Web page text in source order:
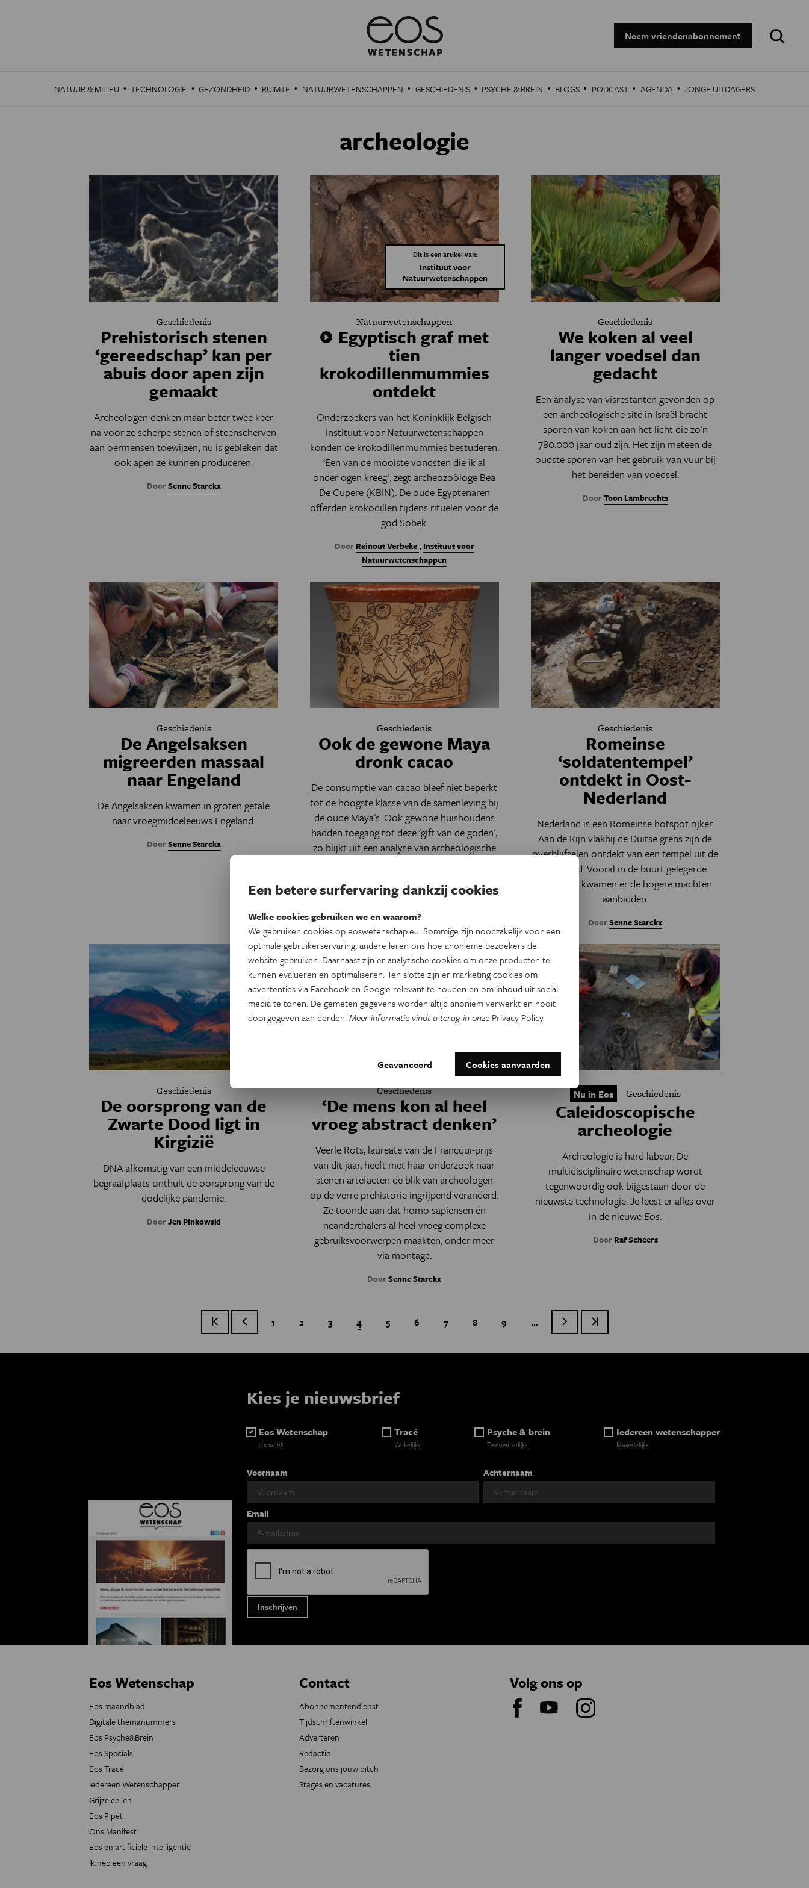
Neem vriendenabonnement
Zoeken:
NATUUR & MILIEU · TECHNOLOGIE · GEZONDHEID · RUIMTE · NATUURWETENSCHAPPEN · GESCHIEDENIS · PSYCHE & BREIN · BLOGS · PODCAST · AGENDA · JONGE UITDAGERS
archeologie
Geschiedenis
Prehistorisch stenen
‘gereedschap’ kan per
abuis door apen zijn
gemaakt
Archeologen denken maar beter twee keer
na voor ze scherpe stenen of steenscherven
aan oermensen toewijzen, nu is gebleken dat
ook apen ze kunnen produceren.
DoorSenne Starckx
Dit is een artikel van:
Instituut voor
Natuurwetenschappen
Natuurwetenschappen
Egyptisch graf met
tien
krokodillenmummies
ontdekt
Onderzoekers van het Koninklijk Belgisch
Instituut voor Natuurwetenschappen
konden de krokodillenmummies bestuderen.
‘Een van de mooiste vondsten die ik al
onder ogen kreeg’, zegt archeozoöloge Bea
De Cupere (KBIN). De oude Egyptenaren
offerden krokodillen tijdens rituelen voor de
god Sobek.
Door Reinout Verbeke, Instituut voor
Natuurwetenschappen
Geschiedenis
We koken al veel
langer voedsel dan
gedacht
Een analyse van visrestanten gevonden op
een archeologische site in Israël bracht
sporen van koken aan het licht die zo'n
780.000 jaar oud zijn. Het zijn meteen de
oudste sporen van het gebruik van vuur bij
het bereiden van voedsel.
DoorToon Lambrechts
Geschiedenis
De Angelsaksen
migreerden massaal
naar Engeland
De Angelsaksen kwamen in groten getale
naar vroegmiddeleeuws Engeland.
DoorSenne Starckx
Geschiedenis
Ook de gewone Maya
dronk cacao
De consumptie van cacao bleef niet beperkt
tot de hoogste klasse van de samenleving bij
de oude Maya's. Ook gewone huishoudens
hadden toegang tot deze 'gift van de goden',
zo blijkt uit een analyse van archeologische
DoorToon Lambrechts
Geschiedenis
Romeinse
‘soldatentempel’
ontdekt in Oost-
Nederland
Nederland is een Romeinse hotspot rijker.
Aan de Rijn vlakbij de Duitse grens zijn de
overblijfselen ontdekt van een tempel uit de
keizertijd. Vooral in de buurt gelegerde
militairen kwamen er de hogere machten
aanbidden.
DoorSenne Starckx
Geschiedenis
De oorsprong van de
Zwarte Dood ligt in
Kirgizië
DNA afkomstig van een middeleeuwse
begraafplaats onthult de oorsprong van de
dodelijke pandemie.
DoorJen Pinkowski
Geschiedenis
‘De mens kon al heel
vroeg abstract denken’
Veerle Rots, laureate van de Francqui-prijs
van dit jaar, heeft met haar onderzoek naar
stenen artefacten de blik van archeologen
op de verre prehistorie ingrijpend veranderd.
Ze toonde aan dat homo sapiensen én
neanderthalers al heel vroeg complexe
gebruiksvoorwerpen maakten, onder meer
via montage.
DoorSenne Starckx
Nu in Eos Geschiedenis
Caleidoscopische
archeologie
Archeologie is hard labeur. De
multidisciplinaire wetenschap wordt
tegenwoordig ook bijgestaan door de
nieuwste technologie. Je leest er alles over
in de nieuweEos.
Door Raf Scheers
Eerste paginaVorige pagina
Page
1 Page
2 Page
3 Huidige pagina
4 Page
5 Page
6 Page
7 Page
8 Page
9 … Volgende pagina
Laatste pagina
Kies je nieuwsbrief
Eos Wetenschap
2 x week
Tracé
Wekelijks
Psyche & brein
Tweewekelijks
Iedereen wetenschapper
Maandelijks
Voornaam Achternaam
Email
Eos Wetenschap
Eos maandblad
Digitale themanummers
Eos Psyche&Brein
Eos Specials
Eos Tracé
Iedereen Wetenschapper
Grijze cellen
Eos Pipet
Ons Manifest
Eos en artificiële intelligentie
Ik heb een vraag
Contact
Abonnementendienst
Tijdschriftenwinkel
Adverteren
Redactie
Bezorg ons jouw pitch
Stages en vacatures
Volg ons op
Een betere surfervaring dankzij cookies
Welke cookies gebruiken we en waarom?
We gebruiken cookies op eoswetenschap.eu. Sommige zijn noodzakelijk voor een
optimale gebruikerservaring, andere leren ons hoe anonieme bezoekers de
website gebruiken. Daarnaast zijn er analytische cookies om onze producten te
kunnen evalueren en optimaliseren. Ten slotte zijn er marketing cookies om
advertenties via Facebook en Google relevant te houden en om inhoud uit social
media te tonen. De gemeten gegevens worden altijd anoniem verwerkt en nooit
doorgegeven aan derden.Meer informatie vindt u terug in onze Privacy Policy.
Geavanceerd Cookies aanvaarden